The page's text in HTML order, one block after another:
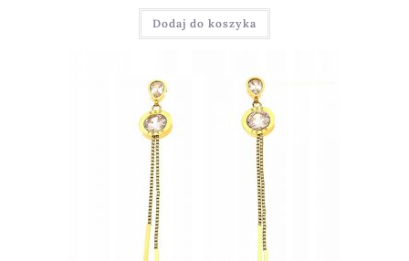
Dodaj do koszyka